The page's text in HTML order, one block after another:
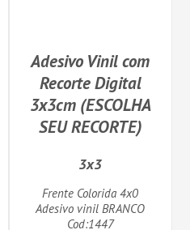
Adesivo Vinil com
Recorte Digital
3x3cm (ESCOLHA
SEU RECORTE)
3x3
Frente Colorida 4x0
Adesivo vinil BRANCO
Cod:1447